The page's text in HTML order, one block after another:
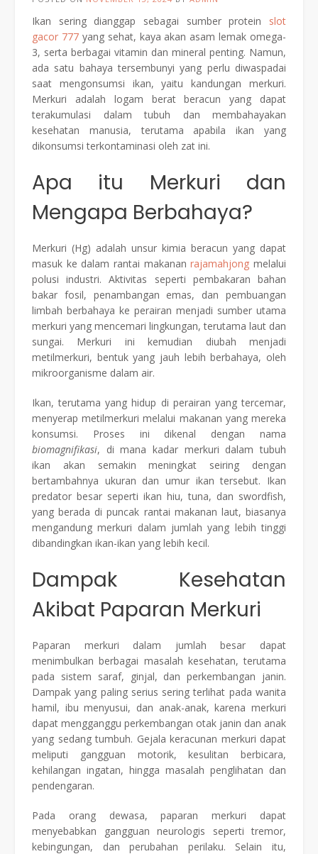
Ikan sering dianggap sebagai sumber protein slot
gacor 777yang sehat, kaya akan asam lemak omega-
3, serta berbagai vitamin dan mineral penting. Namun,
ada satu bahaya tersembunyi yang perlu diwaspadai
saat mengonsumsi ikan, yaitu kandungan merkuri.
Merkuri adalah logam berat beracun yang dapat
terakumulasi dalam tubuh dan membahayakan
kesehatan manusia, terutama apabila ikan yang
dikonsumsi terkontaminasi oleh zat ini.
Apa itu Merkuri dan
Mengapa Berbahaya?
Merkuri (Hg) adalah unsur kimia beracun yang dapat
masuk ke dalam rantai makananrajamahjong melalui
polusi industri. Aktivitas seperti pembakaran bahan
bakar fosil, penambangan emas, dan pembuangan
limbah berbahaya ke perairan menjadi sumber utama
merkuri yang mencemari lingkungan, terutama laut dan
sungai. Merkuri ini kemudian diubah menjadi
metilmerkuri, bentuk yang jauh lebih berbahaya, oleh
mikroorganisme dalam air.
Ikan, terutama yang hidup di perairan yang tercemar,
menyerap metilmerkuri melalui makanan yang mereka
konsumsi. Proses ini dikenal dengan nama
biomagnifikasi, di mana kadar merkuri dalam tubuh
ikan akan semakin meningkat seiring dengan
bertambahnya ukuran dan umur ikan tersebut. Ikan
predator besar seperti ikan hiu, tuna, dan swordfish,
yang berada di puncak rantai makanan laut, biasanya
mengandung merkuri dalam jumlah yang lebih tinggi
dibandingkan ikan-ikan yang lebih kecil.
Dampak Kesehatan
Akibat Paparan Merkuri
Paparan merkuri dalam jumlah besar dapat
menimbulkan berbagai masalah kesehatan, terutama
pada sistem saraf, ginjal, dan perkembangan janin.
Dampak yang paling serius sering terlihat pada wanita
hamil, ibu menyusui, dan anak-anak, karena merkuri
dapat mengganggu perkembangan otak janin dan anak
yang sedang tumbuh. Gejala keracunan merkuri dapat
meliputi gangguan motorik, kesulitan berbicara,
kehilangan ingatan, hingga masalah penglihatan dan
pendengaran.
Pada orang dewasa, paparan merkuri dapat
menyebabkan gangguan neurologis seperti tremor,
kebingungan, dan perubahan perilaku. Selain itu,